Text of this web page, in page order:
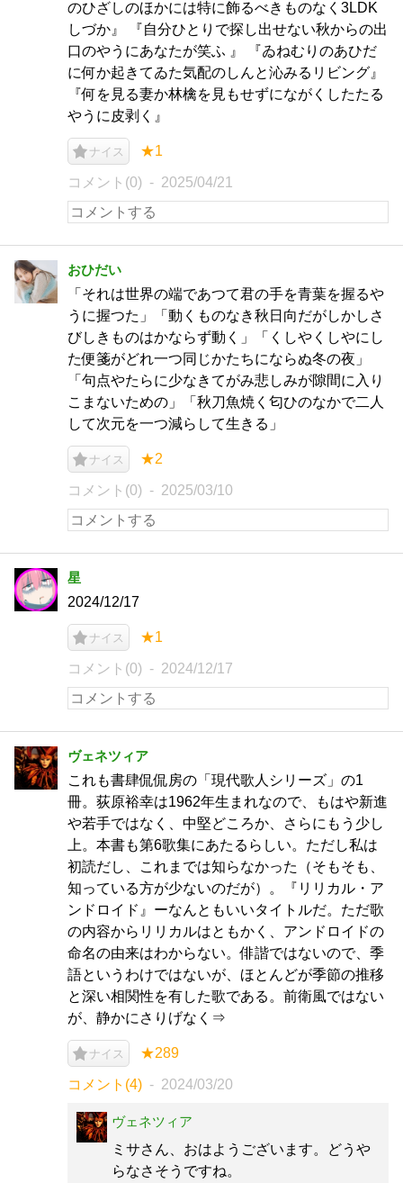
のひざしのほかには特に飾るべきものなく3LDK
しづか』 『自分ひとりで探し出せない秋からの出
口のやうにあなたが笑ふ 』 『ゐねむりのあひだ
に何か起きてゐた気配のしんと沁みるリビング』
『何を見る妻か林檎を見もせずにながくしたたる
やうに皮剥く』
ナイス ★1
コメント(0) 2025/04/21
おひだい
「それは世界の端であつて君の手を青葉を握るや
うに握つた」「動くものなき秋日向だがしかしさ
びしきものはかならず動く」「くしやくしやにし
た便箋がどれ一つ同じかたちにならぬ冬の夜」
「句点やたらに少なきてがみ悲しみが隙間に入り
こまないための」「秋刀魚焼く匂ひのなかで二人
して次元を一つ減らして生きる」
ナイス ★2
コメント(0) 2025/03/10
星
2024/12/17
ナイス ★1
コメント(0) 2024/12/17
ヴェネツィア
これも書肆侃侃房の「現代歌人シリーズ」の1
冊。荻原裕幸は1962年生まれなので、もはや新進
や若手ではなく、中堅どころか、さらにもう少し
上。本書も第6歌集にあたるらしい。ただし私は
初読だし、これまでは知らなかった（そもそも、
知っている方が少ないのだが）。『リリカル・ア
ンドロイド』ーなんともいいタイトルだ。ただ歌
の内容からリリカルはともかく、アンドロイドの
命名の由来はわからない。俳諧ではないので、季
語というわけではないが、ほとんどが季節の推移
と深い相関性を有した歌である。前衛風ではない
が、静かにさりげなく⇒
ナイス ★289
コメント(4) 2024/03/20
ヴェネツィア
ミサさん、おはようございます。どうや
らなさそうですね。